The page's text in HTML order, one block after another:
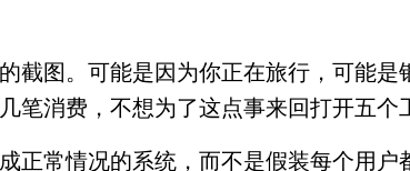
截图。可能是因为你正在旅行，可能是
笔消费，不想为了这点事来回打开五个
正常情况的系统，而不是假装每个用户